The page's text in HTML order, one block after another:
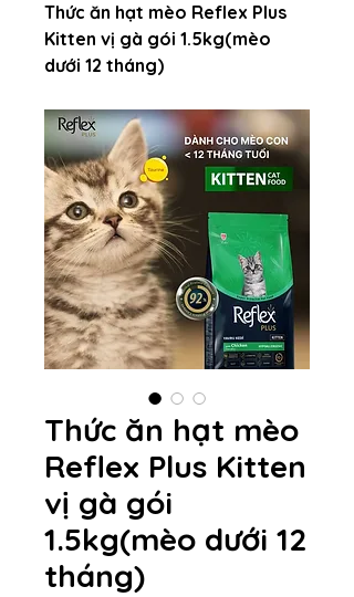
Thức ăn hạt mèo Reflex Plus
Kitten vị gà gói 1.5kg(mèo
dưới 12 tháng)
Thức ăn hạt mèo
Reflex Plus Kitten
vị gà gói
1.5kg(mèo dưới 12
tháng)